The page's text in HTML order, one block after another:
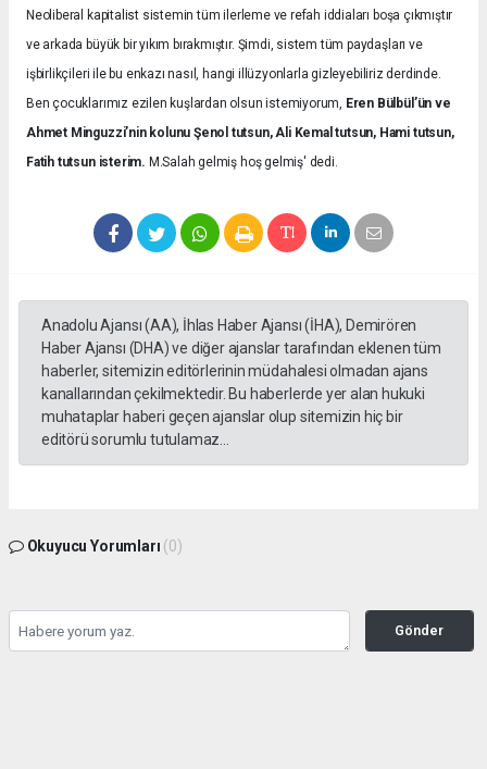
Neoliberal kapitalist sistemin tüm ilerleme ve refah iddiaları boşa çıkmıştır
ve arkada büyük bir yıkım bırakmıştır. Şimdi, sistem tüm paydaşları ve
işbirlikçileri ile bu enkazı nasıl, hangi illüzyonlarla gizleyebiliriz derdinde.
Ben çocuklarımız ezilen kuşlardan olsun istemiyorum, Eren Bülbül’ün ve
Ahmet Minguzzi’nin kolunu Şenol tutsun, Ali Kemal tutsun, Hami tutsun,
Fatih tutsun isterim. M.Salah gelmiş hoş gelmiş' dedi.
Anadolu Ajansı (AA), İhlas Haber Ajansı (İHA), Demirören
Haber Ajansı (DHA) ve diğer ajanslar tarafından eklenen tüm
haberler, sitemizin editörlerinin müdahalesi olmadan ajans
kanallarından çekilmektedir. Bu haberlerde yer alan hukuki
muhataplar haberi geçen ajanslar olup sitemizin hiç bir
editörü sorumlu tutulamaz...
Okuyucu Yorumları (0)
Gönder